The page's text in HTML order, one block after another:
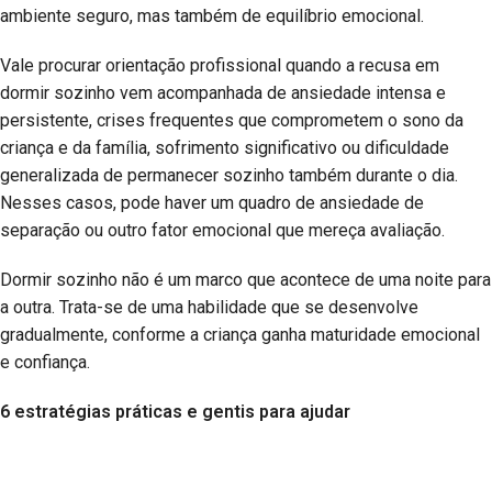
ambiente seguro, mas também de equilíbrio emocional.
Vale procurar orientação profissional quando a recusa em
dormir sozinho vem acompanhada de ansiedade intensa e
persistente, crises frequentes que comprometem o sono da
criança e da família, sofrimento significativo ou dificuldade
generalizada de permanecer sozinho também durante o dia.
Nesses casos, pode haver um quadro de ansiedade de
separação ou outro fator emocional que mereça avaliação.
Dormir sozinho não é um marco que acontece de uma noite para
a outra. Trata-se de uma habilidade que se desenvolve
gradualmente, conforme a criança ganha maturidade emocional
e confiança.
6 estratégias práticas e gentis para ajudar